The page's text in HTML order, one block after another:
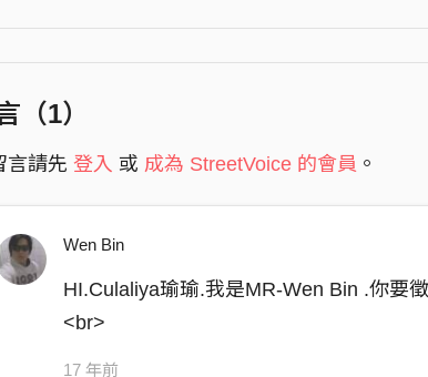
（1）
言請先 登入 或 成為 StreetVoice 的會員 。
Wen Bin
HI.Culaliya瑜瑜.我是MR-Wen Bin .你要
<br>
17 年前